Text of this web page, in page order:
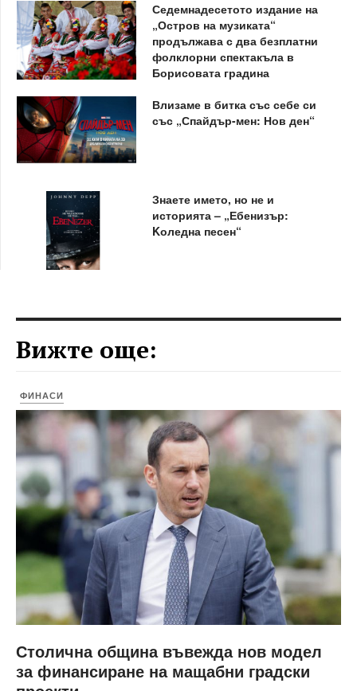
Седемнадесетото издание на
„Остров на музиката“
продължава с два безплатни
фолклорни спектакъла в
Борисовата градина
Влизаме в битка със себе си
със „Спайдър-мен: Нов ден“
Знаете името, но не и
историята – „Ебенизър:
Kоледна песен“
Вижте още:
ФИНАСИ
Столична община въвежда нов модел
за финансиране на мащабни градски